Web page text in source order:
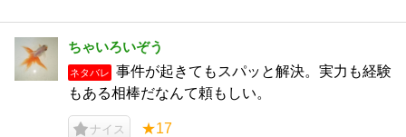
ちゃいろいぞう
ネタバレ
事件が起きてもスパッと解決。実力も経験
もある相棒だなんて頼もしい。
ナイス ★17